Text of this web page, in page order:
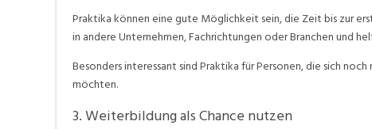
Praktika können eine gute Möglichkeit sein, die Zeit bis zur
in andere Unternehmen, Fachrichtungen oder Branchen und
Besonders interessant sind Praktika für Personen, die sich
möchten.
3. Weiterbildung als Chance nutzen